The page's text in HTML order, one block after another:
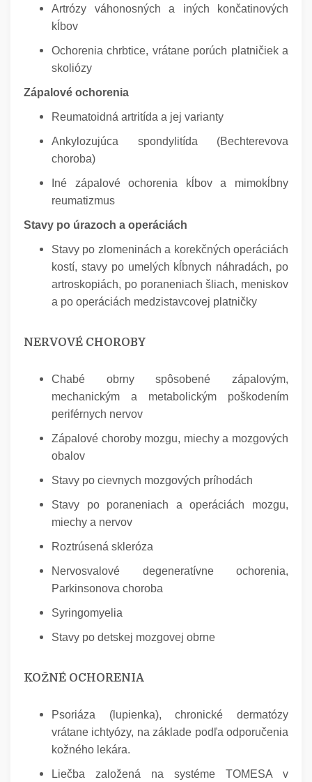
Artrózy váhonosných a iných končatinových
kĺbov
Ochorenia chrbtice, vrátane porúch platničiek a
skoliózy
Zápalové ochorenia
Reumatoidná artritída a jej varianty
Ankylozujúca spondylitída (Bechterevova
choroba)
Iné zápalové ochorenia kĺbov a mimokĺbny
reumatizmus
Stavy po úrazoch a operáciách
Stavy po zlomeninách a korekčných operáciách
kostí, stavy po umelých kĺbnych náhradách, po
artroskopiách, po poraneniach šliach, meniskov
a po operáciách medzistavcovej platničky
NERVOVÉ CHOROBY
Chabé obrny spôsobené zápalovým,
mechanickým a metabolickým poškodením
periférnych nervov
Zápalové choroby mozgu, miechy a mozgových
obalov
Stavy po cievnych mozgových príhodách
Stavy po poraneniach a operáciách mozgu,
miechy a nervov
Roztrúsená skleróza
Nervosvalové degeneratívne ochorenia,
Parkinsonova choroba
Syringomyelia
Stavy po detskej mozgovej obrne
KOŽNÉ OCHORENIA
Psoriáza (lupienka), chronické dermatózy
vrátane ichtyózy, na základe podľa odporučenia
kožného lekára.
Liečba založená na systéme TOMESA v